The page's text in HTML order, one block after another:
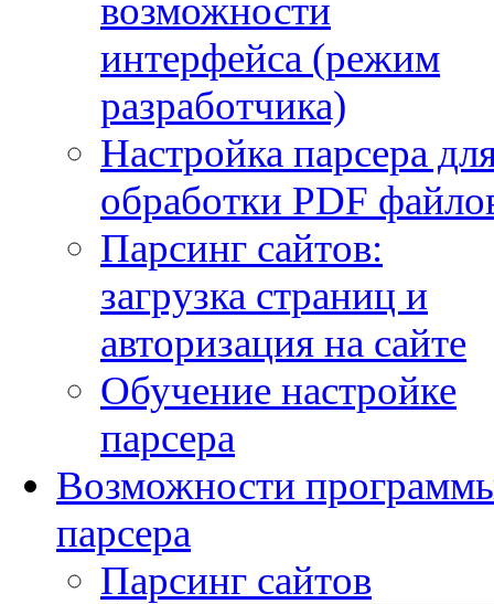
возможности
интерфейса (режим
разработчика)
Настройка парсера
обработки PDF
Парсинг сайтов:
загрузка страниц и
авторизация на сайте
Обучение настройке
парсера
Возможности
парсера
Парсинг сайтов